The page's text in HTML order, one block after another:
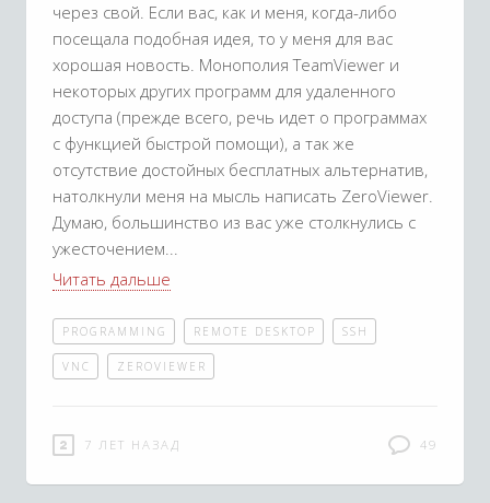
через свой. Если вас, как и меня, когда-либо
посещала подобная идея, то у меня для вас
хорошая новость. Монополия TeamViewer и
некоторых других программ для удаленного
доступа (прежде всего, речь идет о программах
с функцией быстрой помощи), а так же
отсутствие достойных бесплатных альтернатив,
натолкнули меня на мысль написать ZeroViewer.
Думаю, большинство из вас уже столкнулись с
ужесточением
Читать дальше
PROGRAMMING REMOTE DESKTOP SSH
VNC ZEROVIEWER
7 ЛЕТ НАЗАД 49